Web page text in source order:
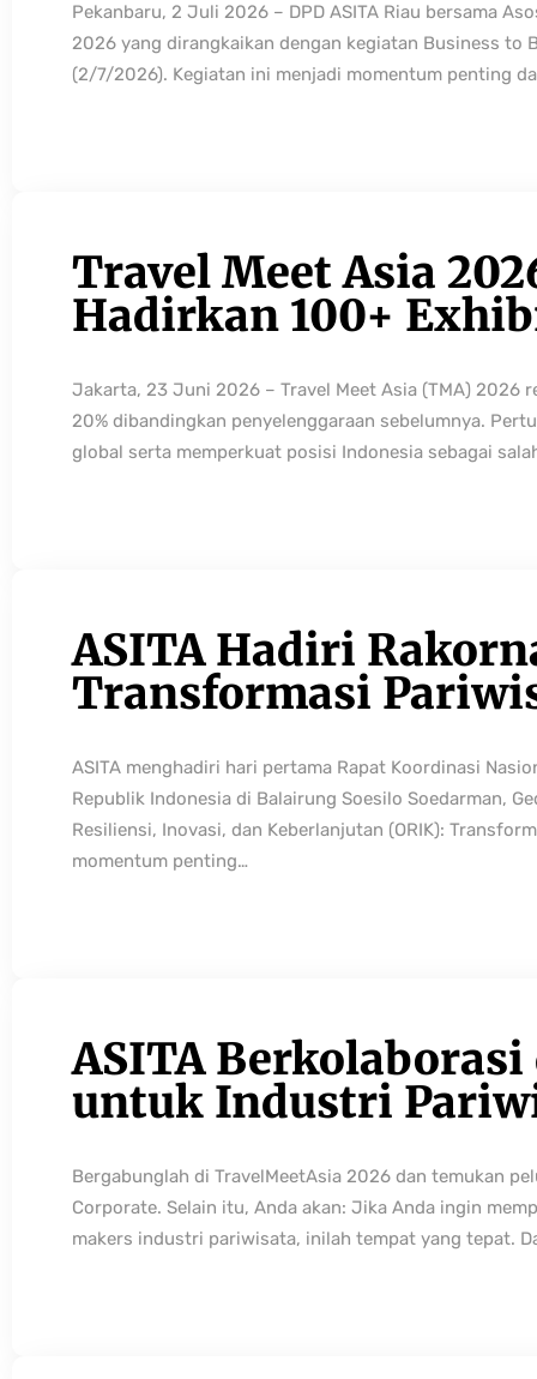
Pekanbaru, 2 Juli 2026 – DPD ASITA Riau bersama
2026 yang dirangkaikan dengan kegiatan Business to
(2/7/2026). Kegiatan ini menjadi momentum penting
Travel Meet Asia
Hadirkan 100+
Jakarta, 23 Juni 2026 – Travel Meet Asia (TMA) 2026
20% dibandingkan penyelenggaraan sebelumnya.
global serta memperkuat posisi Indonesia sebagai
ASITA Hadiri
Transformasi
ASITA menghadiri hari pertama Rapat Koordinasi
Republik Indonesia di Balairung Soesilo Soedarman,
Resiliensi, Inovasi, dan Keberlanjutan (ORIK):
momentum penting…
ASITA
untuk Industri
Bergabunglah di TravelMeetAsia 2026 dan temukan
Corporate. Selain itu, Anda akan: Jika Anda ingin
makers industri pariwisata, inilah tempat yang tepat.